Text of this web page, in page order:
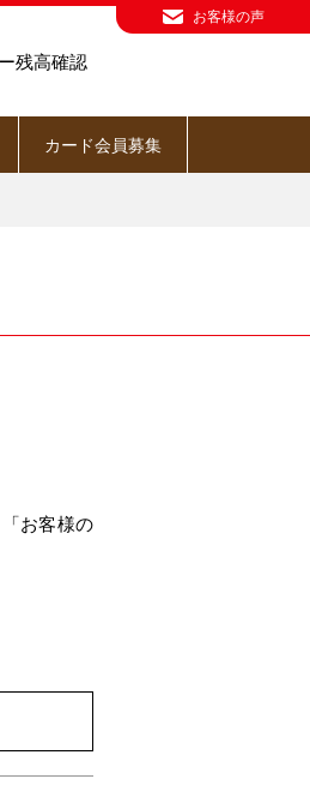
残高確認
カード会員募集
お客様の声
お客様の